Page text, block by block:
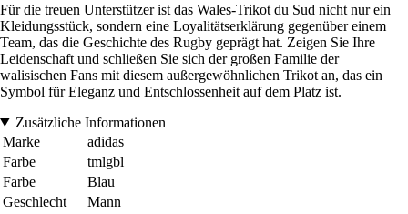
Für die treuen Unterstützer ist das Wales-Trikot du Sud nicht nur ein
Kleidungsstück, sondern eine Loyalitätserklärung gegenüber einem
Team, das die Geschichte des Rugby geprägt hat. Zeigen Sie Ihre
Leidenschaft und schließen Sie sich der großen Familie der
walisischen Fans mit diesem außergewöhnlichen Trikot an, das ein
Symbol für Eleganz und Entschlossenheit auf dem Platz ist.
Zusätzliche Informationen
Marke
adidas
Farbe
tmlgbl
Farbe
Blau
Geschlecht
Mann